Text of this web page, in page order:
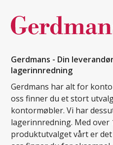
Gerdmans - Din
lagerinnredning
Gerdmans har alt for
oss finner du et stort
kontormøbler. Vi har
lagerinnredning. Med over
produktutvalget vårt er det